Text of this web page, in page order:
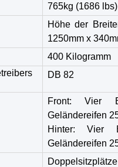
765kg (1686 lbs)
Höhe der
1250mm x
400 Kilogramm
DB 82
Front: Vier
Geländereifen
Hinter: Vier
Geländereifen